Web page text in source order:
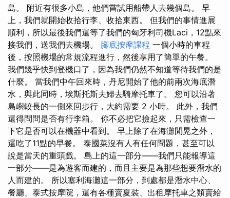
島。 附近有很多小島，他們嘗試用船帶人去幾個島。 早
上，我們就開始收拾行李、收拾東西。 但我們的事情進展
順利，所以最後我們還等了我們的匈牙利司機Laci，12點來
接我們，送我們去機場。 腳底按摩課程 一個小時的車程
後，按照機場的常規流程進行，然後享用了簡單的午餐。
我們幾乎快到登機口了，因為我們仍然不知道等待我們的是
什麼。 當我們中午回來時，丹尼開始了他的前兩次海底潛
水，與此同時，埃斯托斯夫婦去騎摩托車了。 您可以沿著
島嶼較長的一側來回步行，大約需要 2 小時。 此外，我們
還得問問是否有行李箱。 你不必把它撿起來，只需檢查一
下它是否可以在機器中看到。 早上除了在海灘閒晃之外，
還吃了11點的早餐。 泰國菜沒有人有任何問題，甚至可以
說是當天的重頭戲。 島上的這一部分——我們只能報導這
一部分——是為遊客而建的，而且主要是為那些想要潛水的
人而建的。 所以塞利海灘這一部分，到處都是潛水中心、
餐廳、泰式按摩院，還有各種賣夏裝、出租摩托車之類賣給